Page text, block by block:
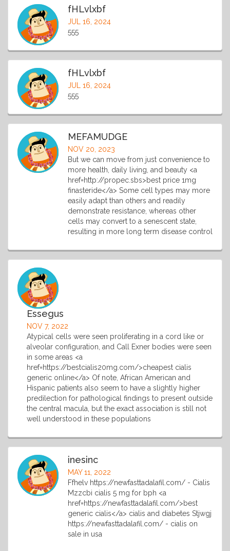
fHLvlxbf
JUL 16, 2024
555
fHLvlxbf
JUL 16, 2024
555
MEFAMUDGE
NOV 20, 2023
But we can move from just convenience to
more health, daily living, and beauty <a
href=http://propec.sbs>best price 1mg
finasteride</a> Some cell types may more
easily adapt than others and readily
demonstrate resistance, whereas other
cells may convert to a senescent state,
resulting in more long term disease control
Essegus
NOV 7, 2022
Atypical cells were seen proliferating in a cord like or
alveolar configuration, and Call Exner bodies were seen
in some areas <a
href=https://bestcialis20mg.com/>cheapest cialis
generic online</a> Of note, African American and
Hispanic patients also seem to have a slightly higher
predilection for pathological findings to present outside
the central macula, but the exact association is still not
well understood in these populations
inesinc
MAY 11, 2022
Ffhelv https://newfasttadalafil.com/ - Cialis
Mzzcbi cialis 5 mg for bph <a
href=https://newfasttadalafil.com/>best
generic cialis</a> cialis and diabetes Stjwgj
https://newfasttadalafil.com/ - cialis on
sale in usa